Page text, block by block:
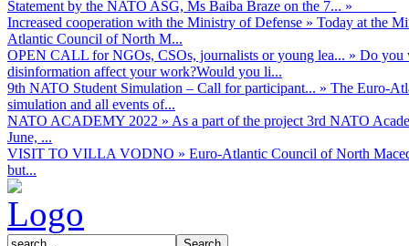
Statement by the NATO ASG, Ms Baiba Braze on the 7... »
Increased cooperation with the Ministry of Defense » Today at the
Atlantic Council of North M...
OPEN CALL for NGOs, CSOs, journalists or young lea... » Do you
disinformation affect your work?Would you li...
9th NATO Student Simulation – Call for participant... » The Euro-
simulation and all events of...
NATO ACADEMY 2022 » As а part of the project 3rd NATO
June, ...
VISIT TO VILLA VODNO » Euro-Atlantic Council of North
but...